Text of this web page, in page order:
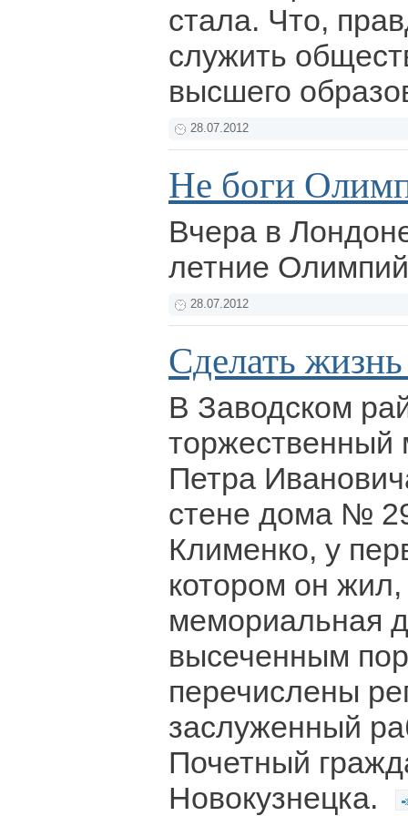
стала. Что,
служить
высшего
28.07.2012
Не боги
Вчера в
летние
28.07.2012
Сделать
В Заводском
торжественный
Петра
стене дома №
Клименко, у
котором он
мемориальная
высеченным
перечислены
заслуженный
Почетный
Новокузнецка.